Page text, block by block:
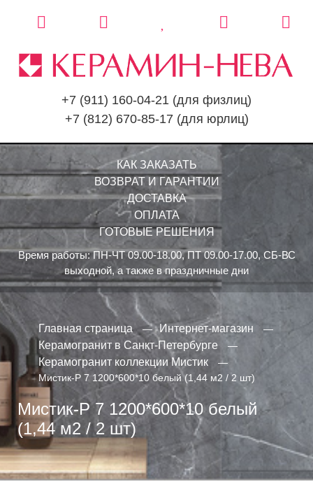
+7 (911) 160-04-21 (для физлиц)
+7 (812) 670-85-17 (для юрлиц)
КАК ЗАКАЗАТЬ
ВОЗВРАТ И ГАРАНТИИ
ДОСТАВКА
ОПЛАТА
ГОТОВЫЕ РЕШЕНИЯ
Время работы: ПН-ЧТ 09.00-18.00, ПТ 09.00-17.00, СБ-ВС
выходной, а также в праздничные дни
Главная страница
Интернет-магазин
Керамогранит в Санкт-Петербурге
Керамогранит коллекции Мистик
Мистик-Р 7 1200*600*10 белый (1,44 м2 / 2 шт)
Мистик-Р 7 1200*600*10 белый
(1,44 м2 / 2 шт)